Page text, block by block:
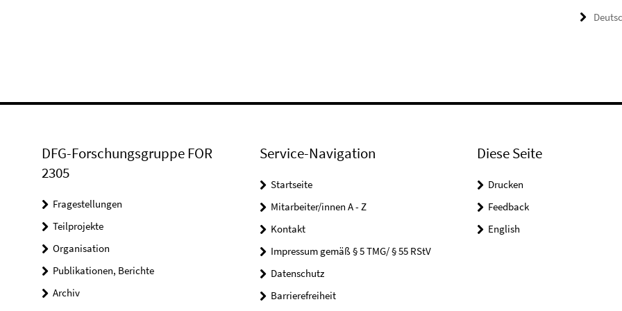
DFG-Forschungsgruppe FOR
2305
Fragestellungen
Teilprojekte
Organisation
Publikationen, Berichte
Archiv
Service-Navigation
Startseite
Mitarbeiter/innen A - Z
Kontakt
Impressum gemäß § 5 TMG/ § 55 RStV
Datenschutz
Barrierefreiheit
Diese Seite
Drucken
Feedback
English